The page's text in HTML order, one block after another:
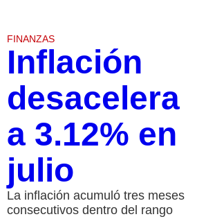
FINANZAS
Inflación
desacelera
a 3.12% en
julio
La inflación acumuló tres meses
consecutivos dentro del rango